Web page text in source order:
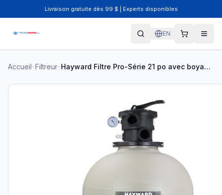
Livraison gratuite dès 99 $ | Experts disponibles
EN
Accueil Filtreur Hayward Filtre Pro-Série 21 po avec boyau 225 lb valve 1,5 po HAY-05-6005